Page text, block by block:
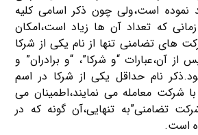
نموده است،ولی چون ذکر اسامی کلیه
که تعداد آن ها زیاد است،امکان
های تضامنی تنها از نام یکی از شرکا
آن،عبارات “و شرکا”، “و برادران” و
نام حداقل یکی از شرکا در اسم
شرکت معامله می نمایند،اطمینان می
تضامنی”به تنهایی،آن گونه که در
است.